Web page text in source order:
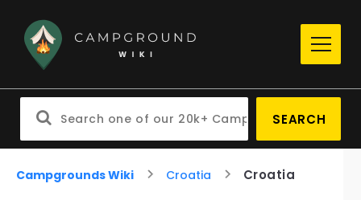
SEARCH
Campgrounds Wiki Croatia Croatia